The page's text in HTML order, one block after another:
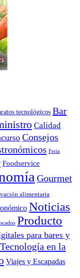
tecnológicos Bar
Calidad
Consejos
Feria
Foodservice
Gourmet
alimentaria
Noticias
Producto
para bares y
Tecnología en la
Viajes y Escapadas